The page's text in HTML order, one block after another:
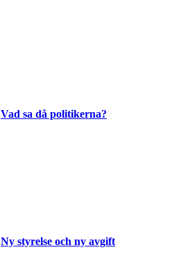
Vad sa då politikerna?
Ny styrelse och ny avgift